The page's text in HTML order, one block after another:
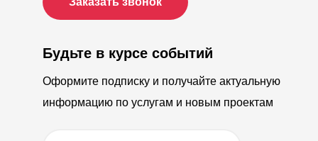
Будьте в курсе событий
Оформите подписку и получайте актуальную
информацию по услугам и новым проектам